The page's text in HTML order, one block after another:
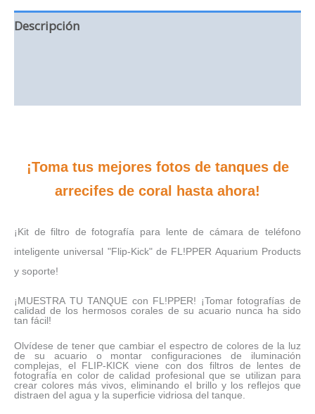
Acuario
cantidad
Descripción
¡Toma tus mejores fotos de tanques de
arrecifes de coral hasta ahora!
¡Kit de filtro de fotografía para lente de cámara de teléfono
inteligente universal "Flip-Kick" de FL!PPER Aquarium Products
y soporte!
¡MUESTRA TU TANQUE con FL!PPER! ¡Tomar fotografías de
calidad de los hermosos corales de su acuario nunca ha sido
tan fácil!
Olvídese de tener que cambiar el espectro de colores de la luz
de su acuario o montar configuraciones de iluminación
complejas, el FLIP-KICK viene con dos filtros de lentes de
fotografía en color de calidad profesional que se utilizan para
crear colores más vivos, eliminando el brillo y los reflejos que
distraen del agua y la superficie vidriosa del tanque.